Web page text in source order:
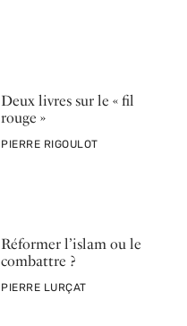
Deux livres sur le « fil
rouge »
PAR
PIERRE RIGOULOT
Réformer l’islam ou le
combattre ?
PAR
PIERRE LURÇAT